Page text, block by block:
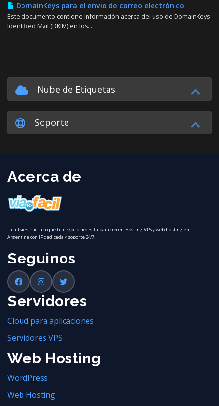
DomainKeys para el envio de correo electrónico
Este documento contiene información acerca del uso de DomainKeys
Identified Mail (DKIM) en los...
Nube de Etiquetas
Soporte
Acerca de
La infraestructura que tu negocio necesita para crecer. Hosting VPS y web hosting en
Argentina con IP dedicada y soporte 24/7.
Seguinos
Servidores
Cloud para aplicaciones
Servidores VPS
Web Hosting
WordPress
Web Hosting